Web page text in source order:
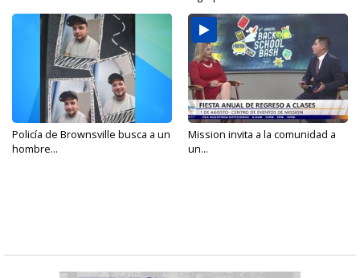
Policía de Brownsville busca a un
hombre...
Mission invita a la comunidad a
un...